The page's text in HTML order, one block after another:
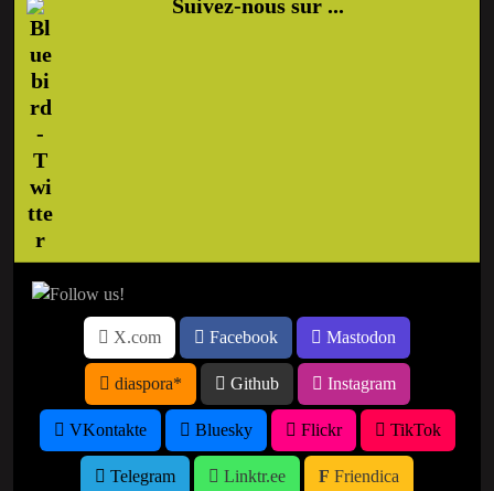
Suivez-nous sur ...
X.com Facebook Mastodon
diaspora* Github Instagram
VKontakte Bluesky Flickr TikTok
Telegram Linktr.ee Friendica